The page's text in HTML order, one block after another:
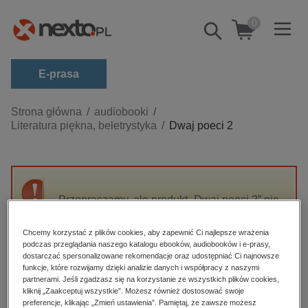
Pokaż/schowaj
wyszukiwarkę
0
E-prasa
Kategorie
Zobacz wszystkie E-prasa
budownictwo, aranżacja wnętrz
darmowe wydania
edukacja
hobby, sport, rozrywka
komputery, internet, technologie, informatyka
Strona główna
audiobooki
Literatura piękna, beletrystyka
Dwaj poeci 2
Przepraszamy, ale produkt „Dwaj poeci 2” nie
High-contrast mode
Polecane
Chcemy korzystać z plików cookies, aby zapewnić Ci najlepsze wrażenia
podczas przeglądania naszego katalogu ebooków, audiobooków i e-prasy,
dostarczać spersonalizowane rekomendacje oraz udostępniać Ci najnowsze
funkcje, które rozwijamy dzięki analizie danych i współpracy z naszymi
partnerami. Jeśli zgadzasz się na korzystanie ze wszystkich plików cookies,
kliknij „Zaakceptuj wszystkie”. Możesz również dostosować swoje
preferencje, klikając „Zmień ustawienia”. Pamiętaj, że zawsze możesz